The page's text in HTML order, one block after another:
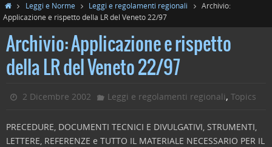
Leggi e Norme Leggi e regolamenti regionali
Archivio:
Applicazione e rispetto della LR del Veneto 22/97
Archivio: Applicazione e rispetto
della LR del Veneto 22/97
2 Dicembre 2002 Leggi e regolamenti regionali, Topics
PRECEDURE, DOCUMENTI TECNICI E DIVULGATIVI, STRUMENTI,
LETTERE, REFERENZE e TUTTO IL MATERIALE NECESSARIO PER IL